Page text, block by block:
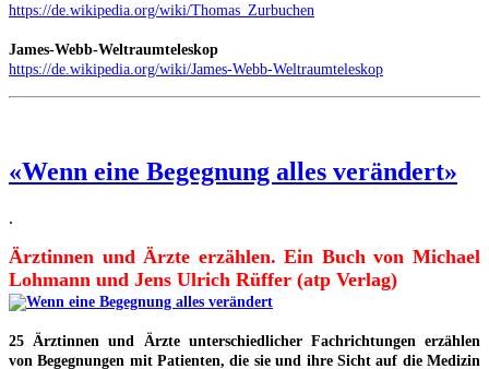
https://de.wikipedia.org/wiki/Thomas_Zurbuchen
James-Webb-Weltraumteleskop
https://de.wikipedia.org/wiki/James-Webb-Weltraumteleskop
«Wenn eine Begegnung alles verändert»
.
Ärztinnen und Ärzte erzählen. Ein Buch von Michael
Lohmann und Jens Ulrich Rüffer (atp Verlag)
25 Ärztinnen und Ärzte unterschiedlicher Fachrichtungen erzählen
von Begegnungen mit Patienten, die sie und ihre Sicht auf die Medizin